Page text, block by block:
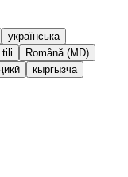
українська
tili
Română (MD)
кыргызча